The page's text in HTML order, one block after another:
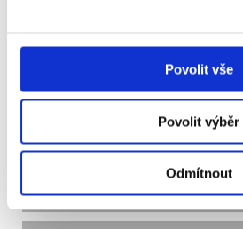
Povolit vše
Povolit výběr
Odmítnout
Často kladené otázky:
Musí být cestovní pas platný i
návratu z Velké Británie?
Postačí pro cestu do Velké
průkaz?